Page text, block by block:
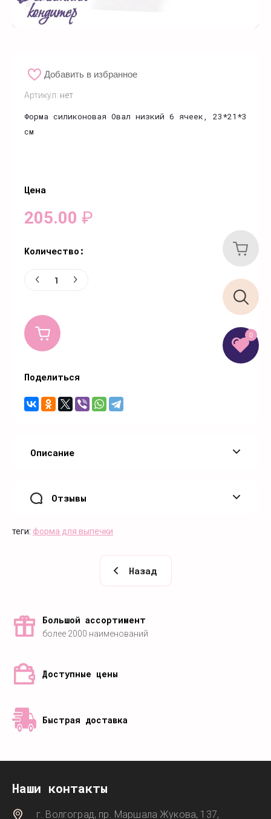
0
Артикул: нет
Форма силиконовая Овал низкий 6 ячеек, 23*21*3
см
Добавить в избранное
Цена
205.00 ₽
Количество:
Поделиться
Описание
Отзывы
теги: форма для выпечки
Назад
Большой ассортимент
более 2000 наименований
Доступные цены
Быстрая доставка
Наши контакты
г. Волгоград, пр. Маршала Жукова, 137,